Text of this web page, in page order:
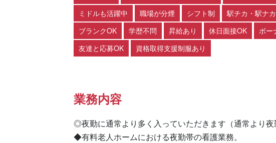
ミドルも活躍中
職場が分煙 シフト制
駅チカ・駅ナカ
ブランクOK
学歴不問 昇給あり 休日面接OK
ボー
友達と応募OK
資格取得支援制服あり
業務内容
◎夜勤に通常より多く入っていただきます（通常より
◆有料老人ホームにおける夜勤帯の看護業務。